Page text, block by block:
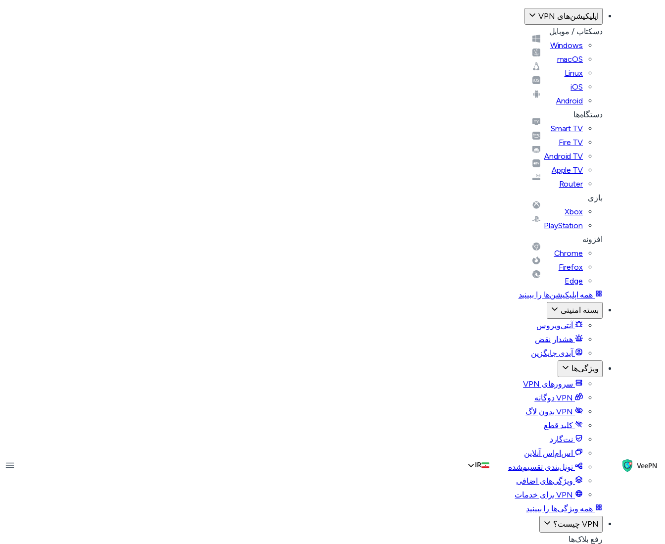
اپلیکیشن‌های VPN
دسکتاپ / موبایل
Windows
macOS
Linux
iOS
Android
دستگاه‌ها
Smart TV
Fire TV
Android TV
Apple TV
Router
بازی
Xbox
PlayStation
افزونه
Chrome
Firefox
Edge
همه اپلیکیشن‌ها را ببینید
بسته امنیتی
آنتی‌ویروس
هشدار نقض
آیدی جایگزین
ویژگی‌ها
سرورهای VPN
کلید قطع
نت‌گارد
اس‌ام‌اس آنلاین
تونل‌بندی تقسیم‌شده
ویژگی‌های اضافی
همه ویژگی‌ها را ببینید
VPN چیست؟
رفع بلاک‌ها
IR